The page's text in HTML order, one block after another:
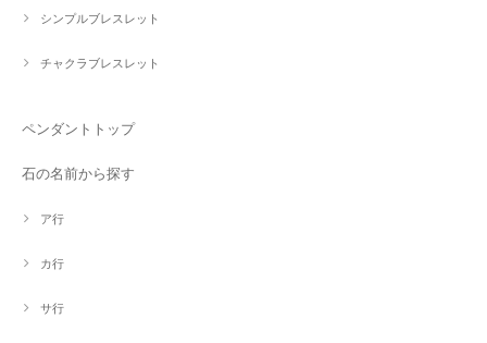
シンプルブレスレット
チャクラブレスレット
ペンダントトップ
石の名前から探す
ア行
カ行
サ行